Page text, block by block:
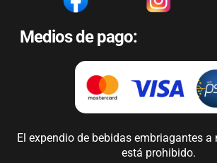
Medios de pago:
El expendio de bebidas embriagantes a
está prohibido.